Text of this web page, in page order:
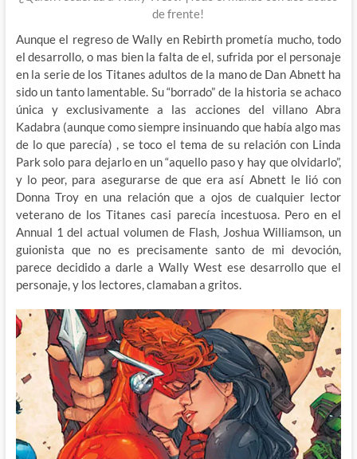
de frente!
Aunque el regreso de Wally en Rebirth prometía mucho, todo
el desarrollo, o mas bien la falta de el, sufrida por el personaje
en la serie de los Titanes adultos de la mano de Dan Abnett ha
sido un tanto lamentable. Su “borrado” de la historia se achaco
única y exclusivamente a las acciones del villano Abra
Kadabra (aunque como siempre insinuando que había algo mas
de lo que parecía) , se toco el tema de su relación con Linda
Park solo para dejarlo en un “aquello paso y hay que olvidarlo”,
y lo peor, para asegurarse de que era así Abnett le lió con
Donna Troy en una relación que a ojos de cualquier lector
veterano de los Titanes casi parecía incestuosa. Pero en el
Annual 1 del actual volumen de Flash, Joshua Williamson, un
guionista que no es precisamente santo de mi devoción,
parece decidido a darle a Wally West ese desarrollo que el
personaje, y los lectores, clamaban a gritos.